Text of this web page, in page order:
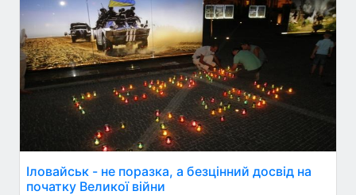
Іловайськ - не поразка, а безцінний досвід на
початку Великої війни